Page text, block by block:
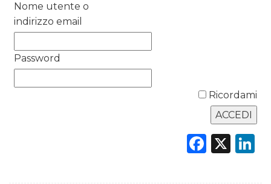
Nome utente o
indirizzo email
Password
Ricordami
X